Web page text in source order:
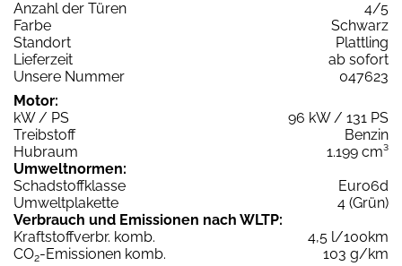
Anzahl der Türen
4/5
Farbe
Schwarz
Standort
Plattling
Lieferzeit
ab sofort
Unsere Nummer
047623
Motor:
kW / PS
96 kW / 131 PS
Treibstoff
Benzin
Hubraum
1.199 cm³
Umweltnormen:
Schadstoffklasse
Euro6d
Umweltplakette
4 (Grün)
Verbrauch und Emissionen nach WLTP:
Kraftstoffverbr. komb.
4,5 l/100km
CO2-Emissionen komb.
103 g/km